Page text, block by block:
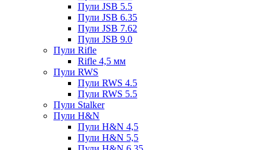
Пули JSB 5.5
Пули JSB 6.35
Пули JSB 7.62
Пули JSB 9.0
Пули Rifle
Rifle 4,5 мм
Пули RWS
Пули RWS 4.5
Пули RWS 5.5
Пули Stalker
Пули H&N
Пули H&N 4,5
Пули H&N 5,5